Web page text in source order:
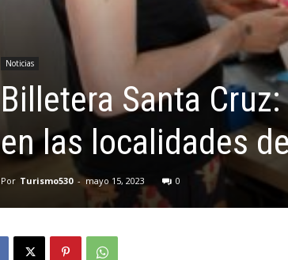
Noticias
Billetera Santa
en las localidades
Por Turismo530 - mayo 15, 2023 0